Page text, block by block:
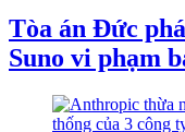
Tòa án Đức
Suno vi phạm